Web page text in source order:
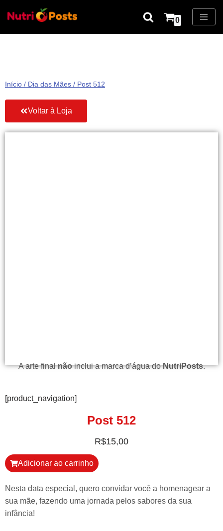
0
Início / Dia das Mães / Post 512
Voltar à Loja
A arte finalnãoinclui a marca d’água doNutriPosts.
[product_navigation]
Post 512
R$15,00
Adicionar ao carrinho
Nesta data especial, quero convidar você a homenagear a
sua mãe, fazendo uma jornada pelos sabores da sua
infância!